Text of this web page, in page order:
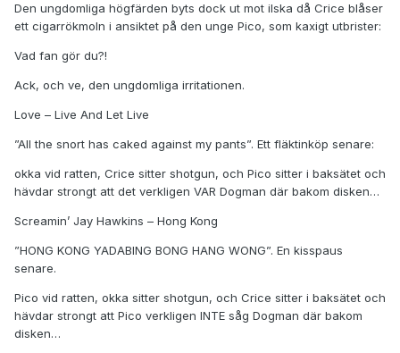
Den ungdomliga högfärden byts dock ut mot ilska då Crice blåser
ett cigarrökmoln i ansiktet på den unge Pico, som kaxigt utbrister:
Vad fan gör du?!
Ack, och ve, den ungdomliga irritationen.
Love – Live And Let Live
”All the snort has caked against my pants”. Ett fläktinköp senare:
okka vid ratten, Crice sitter shotgun, och Pico sitter i baksätet och
hävdar strongt att det verkligen VAR Dogman där bakom disken…
Screamin’ Jay Hawkins – Hong Kong
”HONG KONG YADABING BONG HANG WONG”. En kisspaus
senare.
Pico vid ratten, okka sitter shotgun, och Crice sitter i baksätet och
hävdar strongt att Pico verkligen INTE såg Dogman där bakom
disken…